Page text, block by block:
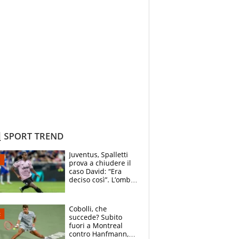
SPORT TREND
Juventus, Spalletti
prova a chiudere il
caso David: “Era
deciso così”. L’ombra
Cobolli, che
succede? Subito
fuori a Montreal
contro Hanfmann,